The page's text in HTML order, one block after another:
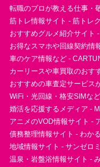
転職のプロが教える仕事・
筋トレ情報サイト - 筋トレ
おすすめグルメ紹介サイト
お得なスマホや回線契約情
車のケア情報など -
カーリースや車買取のおす
おすすめの車査定サービス
WiFi・光回線・格安SIMな
婚活を応援するメディア -
アニメのVOD情報サイト -
債務整理情報サイト - わか
地域情報サイト - サンゼロ
温泉・岩盤浴情報サイト -